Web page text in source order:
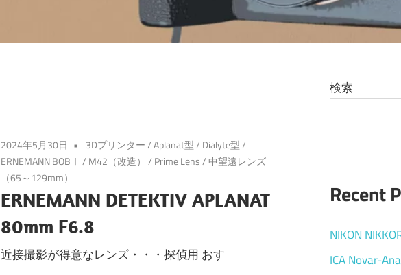
2024年5月30日 3Dプリンター/Aplanat型/ Dialyte型/
ERNEMANN BOBⅠ / M42（改造） / Prime Lens/中望遠レンズ
（65～129mm）
ERNEMANN DETEKTIV APLANAT
80mm F6.8
近接撮影が得意なレンズ・・・探偵用 おす
検索
Recent
NIKON
ICA Novar-